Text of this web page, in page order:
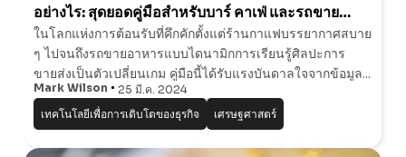
อย่างไร: สุดยอดคู่มือสําหรับบาร์ คาเฟ่ และรถขาย
อาหาร เปิดรับความยั่งยืนด้านสิ่งแวดล้อมผ่านการจัด
ซื้อแบบขายส่ง
ในโลกแห่งการต้อนรับที่คึกคักตั้งแต่ร้านกาแฟบรรยากาศสบาย
ๆ ไปจนถึงรถขายอาหารแบบไดนามิกการเรียนรู้ศิลปะการ
ขายส่งเป็นตัวเปลี่ยนเกม คู่มือนี้ได้รับแรงบันดาลใจจากข้อมูล
เชิงลึกจาก Do Your Order เหมาะสําหรับธุรกิจการบริการที่
ต้องการปรับปรุงการซื้อสินค้าค
Mark Wilson
25 มี.ค. 2024
เทคโนโลยีเพื่อการเติบโตของธุรกิจ
เศรษฐศาสตร์